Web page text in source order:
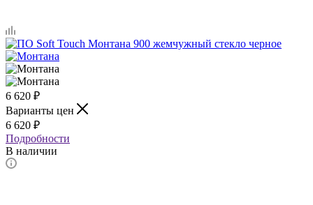
6 620 ₽
Варианты цен
6 620 ₽
Подробности
В наличии